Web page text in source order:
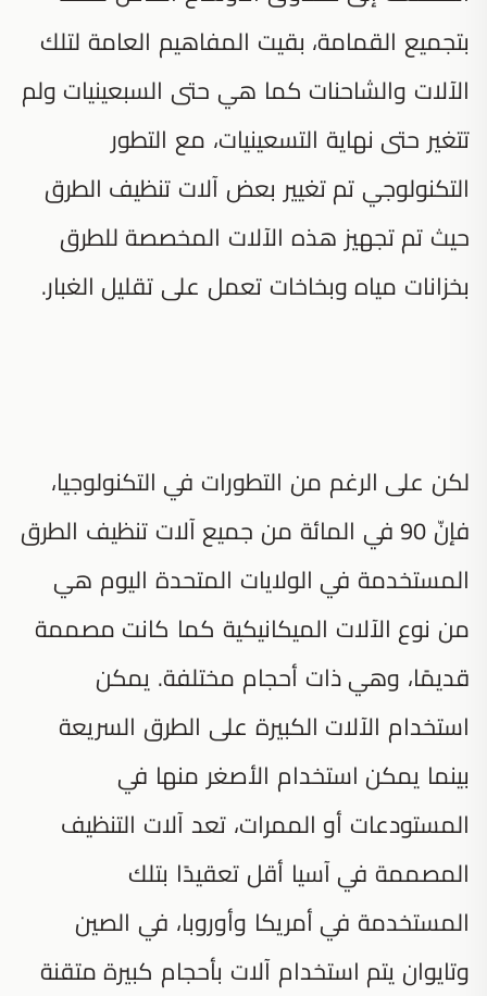
بتجميع القمامة، بقيت المفاهيم العامة لتلك
الآلات والشاحنات كما هي حتى السبعينيات ولم
تتغير حتى نهاية التسعينيات، مع التطور
التكنولوجي تم تغيير بعض آلات تنظيف الطرق
حيث تم تجهيز هذه الآلات المخصصة للطرق
بخزانات مياه وبخاخات تعمل على تقليل الغبار.
لكن على الرغم من التطورات في التكنولوجيا،
فإنّ 90 في المائة من جميع آلات تنظيف الطرق
المستخدمة في الولايات المتحدة اليوم هي
من نوع الآلات الميكانيكية كما كانت مصممة
قديمًا، وهي ذات أحجام مختلفة. يمكن
استخدام الآلات الكبيرة على الطرق السريعة
بينما يمكن استخدام الأصغر منها في
المستودعات أو الممرات، تعد آلات التنظيف
المصممة في آسيا أقل تعقيدًا بتلك
المستخدمة في أمريكا وأوروبا، في الصين
وتايوان يتم استخدام آلات بأحجام كبيرة متقنة